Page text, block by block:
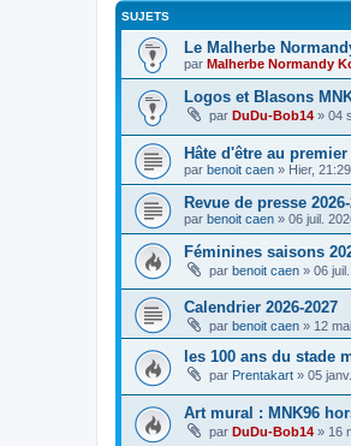
SUJETS
Le Malherbe
par Malherbe Normandy
Logos et Blasons
par DuDu-Bob14 » 04
Hâte d'être au
par benoit caen » Hier, 21:29
Revue de presse
par benoit caen » 06 juil.
Féminines saisons
par benoit caen » 06
Calendrier 2026-2027
par benoit caen » 12
les 100 ans du stade
par Prentakart » 05
Art mural : MNK96
par DuDu-Bob14 » 16